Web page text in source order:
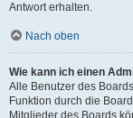
Antwort erhalten.
Nach oben
Wie kann ich einen
Alle Benutzer des
Funktion durch die
Mitglieder des Boards